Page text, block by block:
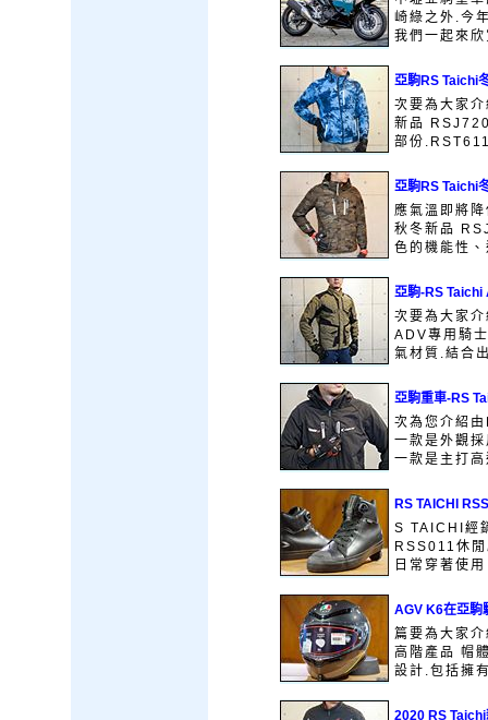
崎綠之外.今
我們一起來
亞駒RS Taichi
次要為大家
新品
部份
亞駒RS Taichi
應氣溫即將
秋冬新品
色的機能性
亞駒-RS Taichi
次要為大家
ADV專用騎
氣材質.結合
亞駒重車-RS
次為您介紹
一款是外觀
一款是主打
RS TAICHI
S TAICHI經
RSS011休
日常穿著使
AGV K6在亞駒
篇要為大家
高階產品 帽
設計.包括擁
2020 RS Taichi